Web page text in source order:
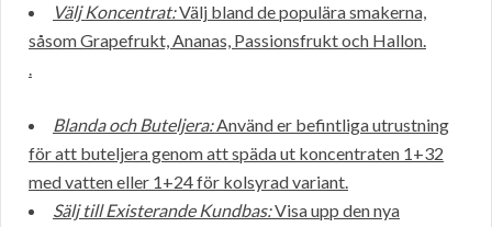
Välj Koncentrat:Välj bland de populära smakerna,
såsom Grapefrukt, Ananas, Passionsfrukt och Hallon.
.
Blanda och Buteljera:Använd er befintliga utrustning
för att buteljera genom att späda ut koncentraten 1+32
med vatten eller 1+24 för kolsyrad variant.
Sälj till Existerande Kundbas:Visa upp den nya